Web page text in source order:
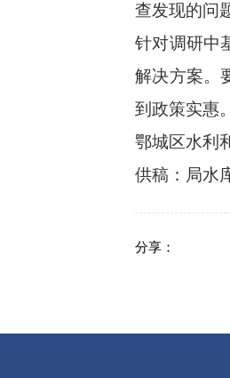
查发现的问
针对调研中
解决方案。
到政策实惠
鄂城区水利
供稿 ： 局水
分享：